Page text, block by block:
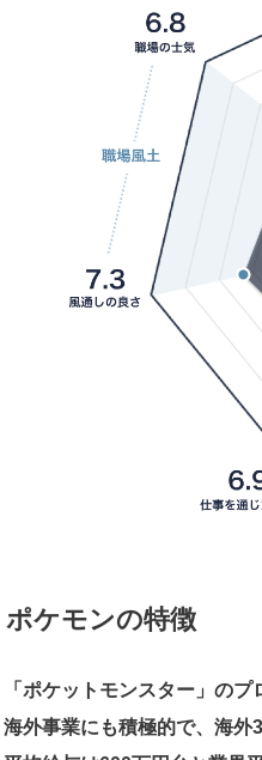
ポケモンの特徴
「ポケットモンスター」の
海外事業にも積極的で、海外